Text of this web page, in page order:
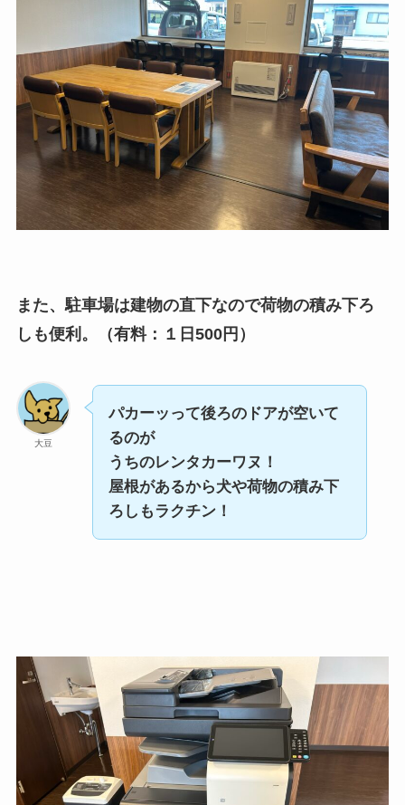
また、駐車場は建物の直下なので荷物の積み下ろ
しも便利。（有料：１日500円）
大豆
パカーッって後ろのドアが空いて
るのが
うちのレンタカーワヌ！
屋根があるから犬や荷物の積み下
ろしもラクチン！